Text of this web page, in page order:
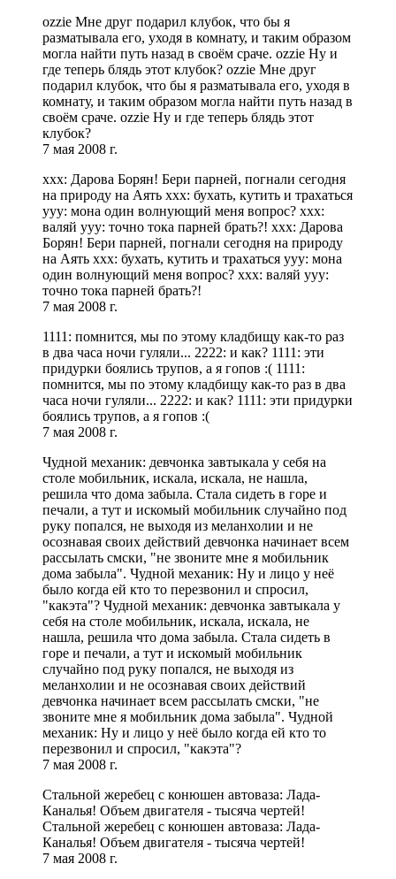
ozzie Мне друг подарил клубок, что бы я
разматывала его, уходя в комнату, и таким образом
могла найти путь назад в своём сраче. ozzie Ну и
где теперь блядь этот клубок? ozzie Мне друг
подарил клубок, что бы я разматывала его, уходя в
комнату, и таким образом могла найти путь назад в
своём сраче. ozzie Ну и где теперь блядь этот
клубок?
7 мая 2008 г.
ххх: Дарова Борян! Бери парней, погнали сегодня
на природу на Аять ххх: бухать, кутить и трахаться
yyy: мона один волнующий меня вопрос? ххх:
валяй yyy: точно тока парней брать?! ххх: Дарова
Борян! Бери парней, погнали сегодня на природу
на Аять ххх: бухать, кутить и трахаться yyy: мона
один волнующий меня вопрос? ххх: валяй yyy:
точно тока парней брать?!
7 мая 2008 г.
1111: помнится, мы по этому кладбищу как-то раз
в два часа ночи гуляли... 2222: и как? 1111: эти
придурки боялись трупов, а я гопов :( 1111:
помнится, мы по этому кладбищу как-то раз в два
часа ночи гуляли... 2222: и как? 1111: эти придурки
боялись трупов, а я гопов :(
7 мая 2008 г.
Чудной механик: девчонка завтыкала у себя на
столе мобильник, искала, искала, не нашла,
решила что дома забыла. Стала сидеть в горе и
печали, а тут и искомый мобильник случайно под
руку попался, не выходя из меланхолии и не
осознавая своих действий девчонка начинает всем
рассылать смски, "не звоните мне я мобильник
дома забыла". Чудной механик: Ну и лицо у неё
было когда ей кто то перезвонил и спросил,
"какэта"? Чудной механик: девчонка завтыкала у
себя на столе мобильник, искала, искала, не
нашла, решила что дома забыла. Стала сидеть в
горе и печали, а тут и искомый мобильник
случайно под руку попался, не выходя из
меланхолии и не осознавая своих действий
девчонка начинает всем рассылать смски, "не
звоните мне я мобильник дома забыла". Чудной
механик: Ну и лицо у неё было когда ей кто то
перезвонил и спросил, "какэта"?
7 мая 2008 г.
Стальной жеребец с конюшен автоваза: Лада-
Каналья! Объем двигателя - тысяча чертей!
Стальной жеребец с конюшен автоваза: Лада-
Каналья! Объем двигателя - тысяча чертей!
7 мая 2008 г.